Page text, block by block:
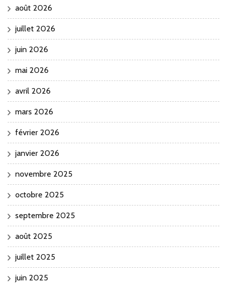
août 2026
juillet 2026
juin 2026
mai 2026
avril 2026
mars 2026
février 2026
janvier 2026
novembre 2025
octobre 2025
septembre 2025
août 2025
juillet 2025
juin 2025